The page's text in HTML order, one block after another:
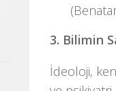
3. Bilimin
İdeoloji,